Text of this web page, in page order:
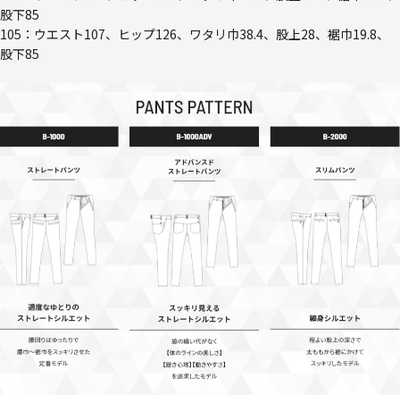
股下85
105：ウエスト107、ヒップ126、ワタリ巾38.4、股上28、裾巾19.8、
股下85